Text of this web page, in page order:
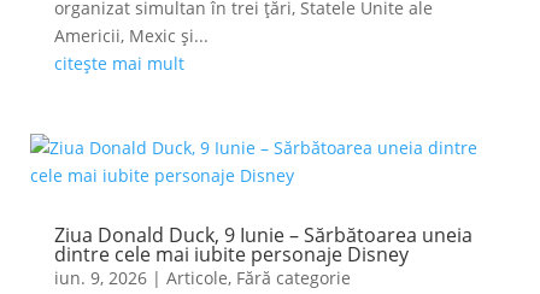
organizat simultan în trei țări, Statele Unite ale
Americii, Mexic și...
citește mai mult
Ziua Donald Duck, 9 Iunie – Sărbătoarea uneia
dintre cele mai iubite personaje Disney
iun. 9, 2026| Articole, Fără categorie